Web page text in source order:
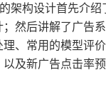
架构设计首先介
然后讲解了广告系
、常用的模型评
及新广告点击率